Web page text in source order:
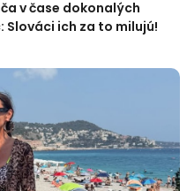
v čase dokonalých
ich za to milujú!